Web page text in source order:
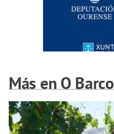
Más en O Barco